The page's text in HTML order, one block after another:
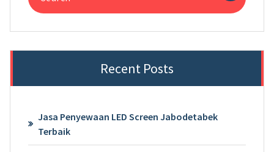
Recent Posts
Jasa Penyewaan LED Screen Jabodetabek
Terbaik